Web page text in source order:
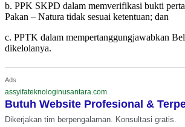
b. PPK SKPD dalam memverifikasi bukti
Pakan – Natura tidak sesuai ketentuan; dan
c. PPTK dalam mempertanggungjawabkan
dikelolanya.
Ads
assyifateknologinusantara.com
Butuh Website Profesional &
Dikerjakan tim berpengalaman. Konsultasi gratis.